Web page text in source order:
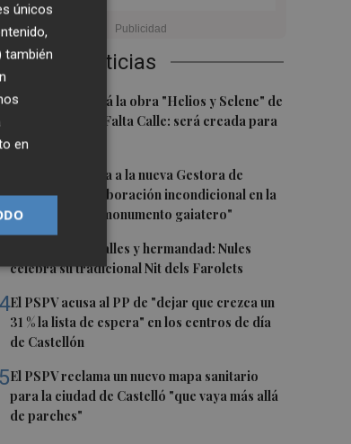
Noticias
Castelló acogerá la obra "Helios y Selene" de
la compañía Te Falta Calle: será creada para
el eclipse
Castelló traslada a la nueva Gestora de
Gaiates su "colaboración incondicional en la
promoción del monumento gaiatero"
Talleres, pasacalles y hermandad: Nules
celebra su tradicional Nit dels Farolets
4El PSPV acusa al PP de "dejar que crezca un
31 % la lista de espera" en los centros de día
de Castellón
5El PSPV reclama un nuevo mapa sanitario
para la ciudad de Castelló "que vaya más allá
de parches"
únicos
también
en